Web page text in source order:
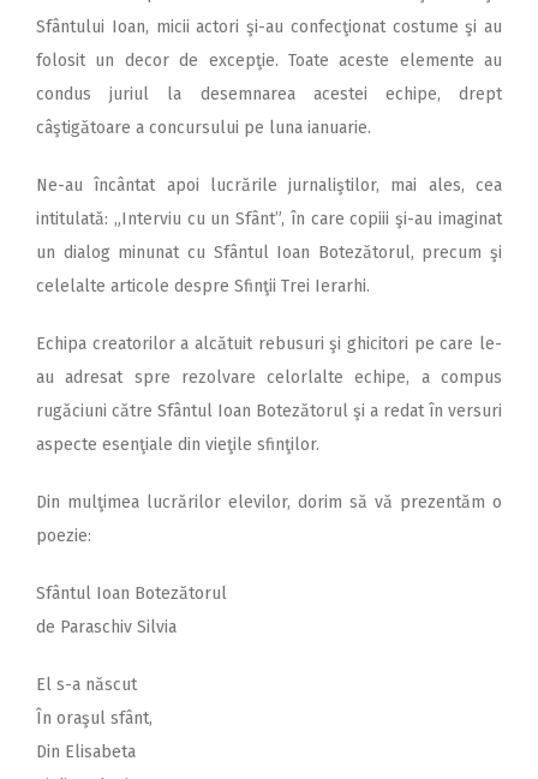
Sfântului Ioan, micii actori şi-au confecţionat costume şi au
folosit un decor de excepţie. Toate aceste elemente au
condus juriul la desemnarea acestei echipe, drept
câştigătoare a concursului pe luna ianuarie.
Ne-au încântat apoi lucrările jurnaliştilor, mai ales, cea
intitulată: „Interviu cu un Sfânt”, în care copiii şi-au imaginat
un dialog minunat cu Sfântul Ioan Botezătorul, precum şi
celelalte articole despre Sfinţii Trei Ierarhi.
Echipa creatorilor a alcătuit rebusuri şi ghicitori pe care le-
au adresat spre rezolvare celorlalte echipe, a compus
rugăciuni către Sfântul Ioan Botezătorul şi a redat în versuri
aspecte esenţiale din vieţile sfinţilor.
Din mulţimea lucrărilor elevilor, dorim să vă prezentăm o
poezie:
Sfântul Ioan Botezătorul
de Paraschiv Silvia
El s-a născut
În oraşul sfânt,
Din Elisabeta